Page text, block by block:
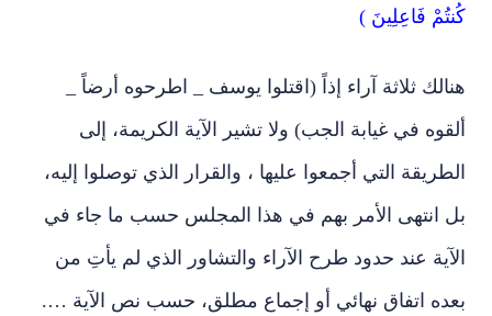
كُنتُمْ فَاعِلِينَ )
هنالك ثلاثة آراء إذاً (اقتلوا يوسف _ اطرحوه أرضاً _
ألقوه في غيابة الجب) ولا تشير الآية الكريمة، إلى
الطريقة التي أجمعوا عليها ، والقرار الذي توصلوا إليه،
بل انتهى الأمر بهم في هذا المجلس حسب ما جاء في
الآية عند حدود طرح الآراء والتشاور الذي لم يأتِ من
بعده اتفاق نهائي أو إجماع مطلق، حسب نص الآية ….